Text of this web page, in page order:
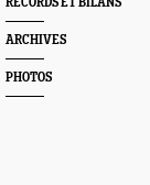
ARCHIVES
PHOTOS